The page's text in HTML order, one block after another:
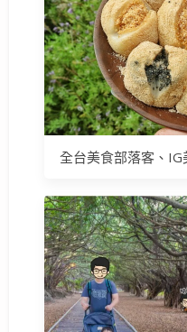
全台美食部落客、